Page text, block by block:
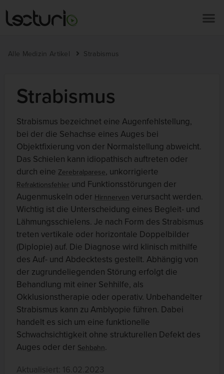
Alle Medizin Artikel Strabismus
Strabismus
Strabismus bezeichnet eine Augenfehlstellung,
bei der die Sehachse eines Auges bei
Objektfixierung von der Normalstellung abweicht.
Das Schielen kann idiopathisch auftreten oder
durch eine Zerebralparese, unkorrigierte
Refraktionsfehler und Funktionsstörungen der
Augenmuskeln oder Hirnnerven verursacht werden.
Wichtig ist die Unterscheidung eines Begleit- und
Lähmungsschielens. Je nach Form des Strabismus
treten vertikale oder horizontale Doppelbilder
(Diplopie) auf. Die Diagnose wird klinisch mithilfe
des Auf- und Abdecktests gestellt. Abhängig von
der zugrundeliegenden Störung erfolgt die
Behandlung mit einer Sehhilfe, als
Okklusionstherapie oder operativ. Unbehandelter
Strabismus kann zu Amblyopie führen. Dabei
handelt es sich um eine funktionelle
Schwachsichtigkeit ohne strukturellen Defekt des
Auges oder der Sehbahn.
Aktualisiert: 16.02.2023